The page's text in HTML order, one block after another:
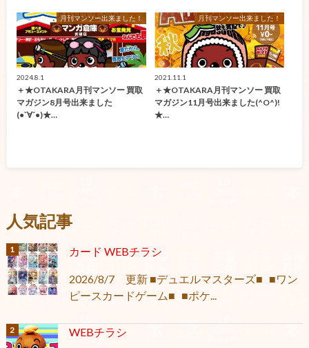
月刊マンソー出来ました！
2024.8.1
＋★OTAKARA月刊マンソー 買取
マガジン8月号出来ました
(●ˇ∀ˇ●)★…
月刊マンソー出来ました！
2021.11.1
＋★OTAKARA月刊マンソー 買取
マガジン11月号出来ました(^O^)!
★…
人気記事
カード WEBチラシ
2026/8/7 更新 ■デュエルマスターズ■ ■ワン
ピースカードゲーム■ ■ポケ...
WEBチラシ